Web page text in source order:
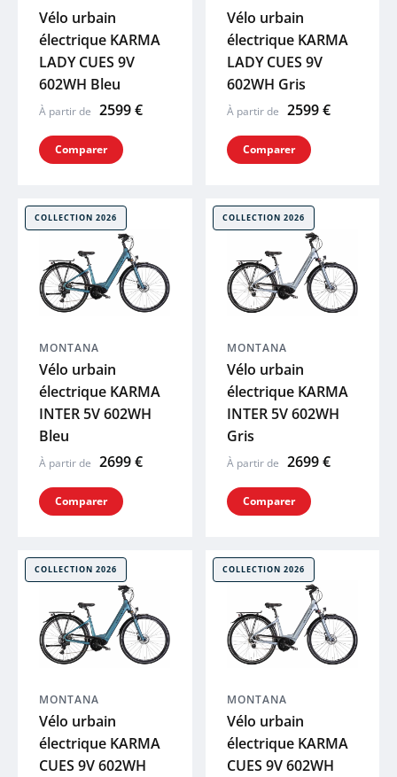
PUKY
Vélo urbain
électrique KARMA
LADY CUES 9V
602WH Bleu
À partir de 2599 €
Comparer
Vélo urbain
électrique KARMA
LADY CUES 9V
602WH Gris
À partir de 2599 €
Comparer
COLLECTION 2026
MONTANA
Vélo urbain
électrique KARMA
INTER 5V 602WH
Bleu
À partir de 2699 €
Comparer
COLLECTION 2026
MONTANA
Vélo urbain
électrique KARMA
INTER 5V 602WH
Gris
À partir de 2699 €
Comparer
COLLECTION 2026
MONTANA
Vélo urbain
électrique KARMA
CUES 9V 602WH
COLLECTION 2026
MONTANA
Vélo urbain
électrique KARMA
CUES 9V 602WH